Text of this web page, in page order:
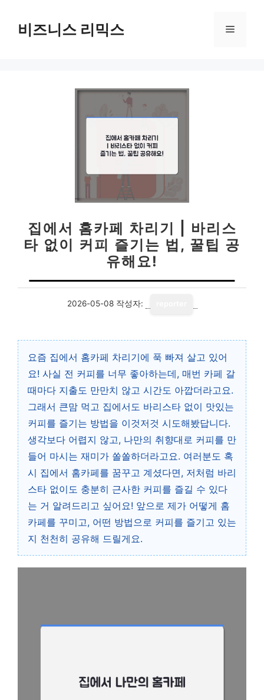
비즈니스 리믹스 메
집에서 홈카페 차리기 | 바리스
타 없이 커피 즐기는 법, 꿀팁 공
유해요!
2026-05-08 작성자:
요즘 집에서 홈카페 차리기에 푹 빠져 살고 있어
요! 사실 전 커피를 너무 좋아하는데, 매번 카페 갈
때마다 지출도 만만치 않고 시간도 아깝더라고요.
그래서 큰맘 먹고 집에서도 바리스타 없이 맛있는
커피를 즐기는 방법을 이것저것 시도해봤답니다.
생각보다 어렵지 않고, 나만의 취향대로 커피를 만
들어 마시는 재미가 쏠쏠하더라고요. 여러분도 혹
시 집에서 홈카페를 꿈꾸고 계셨다면, 저처럼 바리
스타 없이도 충분히 근사한 커피를 즐길 수 있다
는 거 알려드리고 싶어요! 앞으로 제가 어떻게 홈
카페를 꾸미고, 어떤 방법으로 커피를 즐기고 있는
지 천천히 공유해 드릴게요.